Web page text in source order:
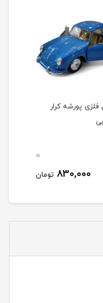
پورشه کرار
0
830,000 تومان